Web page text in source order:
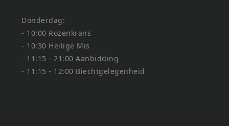
Donderdag:
- 10:00 Rozenkrans
- 10:30 Heilige Mis
- 11:15 - 21:00 Aanbidding
- 11:15 - 12:00 Biechtgelegenheid